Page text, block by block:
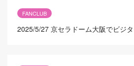
FANCLUB
2025/5/27 京セラドーム大阪でビジ